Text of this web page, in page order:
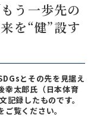
う一歩先の
を“健”設す
とその先を見据え
幸太郎氏（日本体育
録したものです。
覧ください。